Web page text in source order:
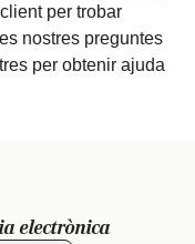
per trobar
nostres preguntes
per obtenir ajuda
electrònica